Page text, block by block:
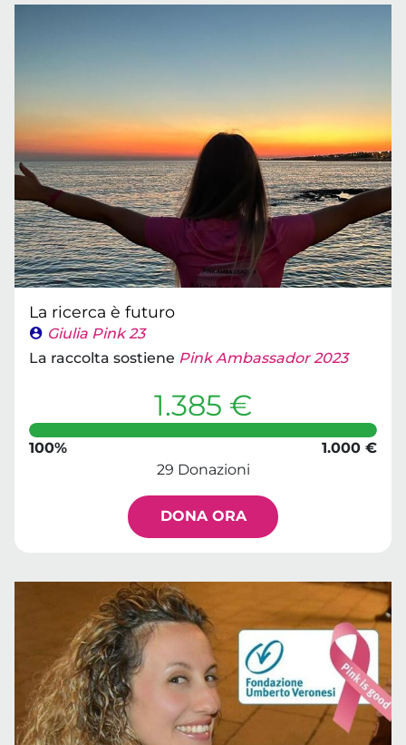
La ricerca è futuro
Giulia Pink 23
La raccolta sostiene Pink Ambassador 2023
1.385 €
100%
1.000 €
29 Donazioni
DONA ORA